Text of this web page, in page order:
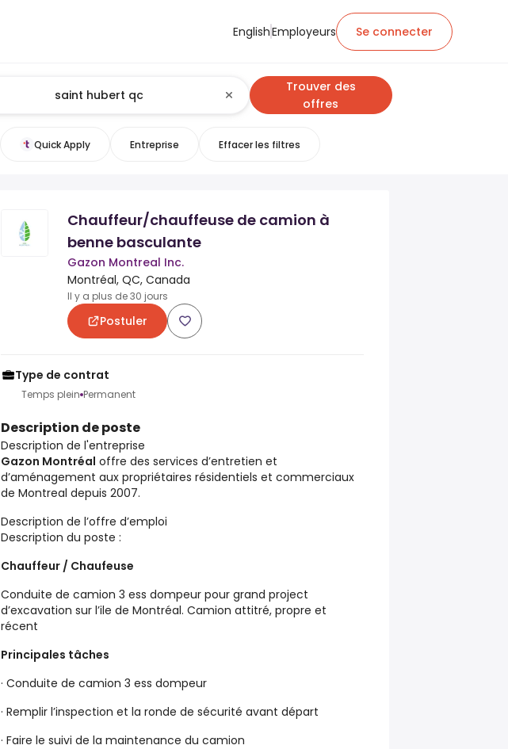
EnglishEmployeurs Se connecter
Trouver des
offres
Quick Apply Entreprise Effacer les filtres
Chauffeur/chauffeuse de camion à
benne basculante
Gazon Montreal Inc.
Montréal, QC, Canada
Il y a plus de 30 jours
Postuler
Type de contrat
Temps plein Permanent
Description de poste
Description de l'entreprise
Gazon Montréal offre des services d’entretien et
d’aménagement aux propriétaires résidentiels et commerciaux
de Montreal depuis 2007.
Description de l’offre d’emploi
Description du poste :
Chauffeur / Chaufeuse
Conduite de camion 3 ess dompeur pour grand project
d’excavation sur l’ile de Montréal. Camion attitré, propre et
récent
Principales tâches
· Conduite de camion 3 ess dompeur
· Remplir l’inspection et la ronde de sécurité avant départ
· Faire le suivi de la maintenance du camion